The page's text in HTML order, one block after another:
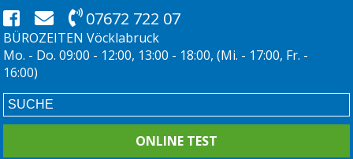
07672 722 07
BÜROZEITEN Vöcklabruck
Mo. - Do. 09:00 - 12:00, 13:00 - 18:00, (Mi. - 17:00, Fr. -
16:00)
ONLINE TEST